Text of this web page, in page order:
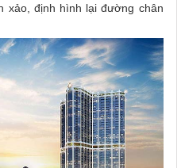
xảo, định hình lại đường chân